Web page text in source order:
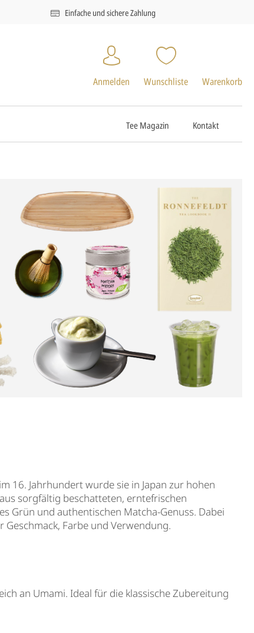
Einfache und sichere Zahlung
Anmelden Wunschliste Warenkorb
Tee Magazin Kontakt
16. Jahrhundert wurde sie in Japan zur hohen
sorgfältig beschatteten, erntefrischen
Grün und authentischen Matcha-Genuss. Dabei
Farbe und Verwendung.
an Umami. Ideal für die klassische Zubereitung